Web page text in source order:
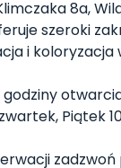
8a,
szeroki
i koloryzacja
Piątek